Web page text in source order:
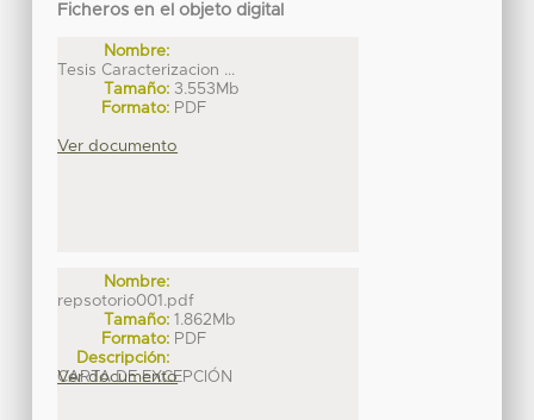
Ficheros en el objeto digital
Nombre:
Tesis Caracterizacion ...
Tamaño: 3.553Mb
Formato: PDF
Ver documento
Nombre:
repsotorio001.pdf
Tamaño: 1.862Mb
Formato: PDF
Descripción:
CARTA DE EXCEPCIÓN
Ver documento